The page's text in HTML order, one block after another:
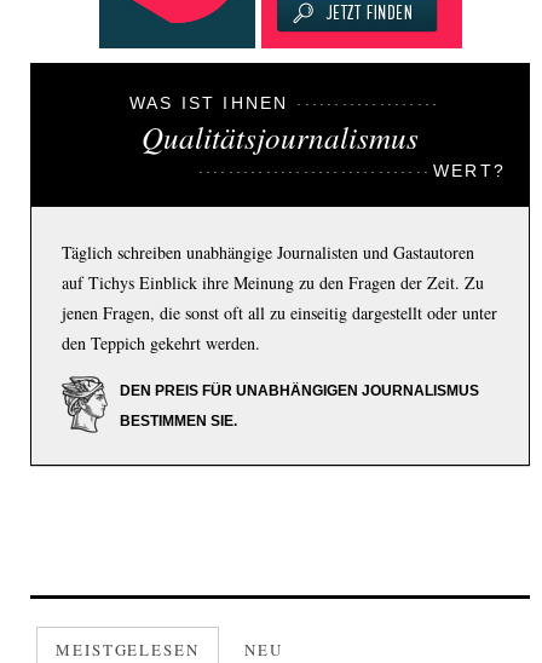
WAS IST IHNEN
Qualitätsjournalismus
WERT?
Täglich schreiben unabhängige Journalisten und Gastautoren
auf Tichys Einblick ihre Meinung zu den Fragen der Zeit. Zu
jenen Fragen, die sonst oft all zu einseitig dargestellt oder unter
den Teppich gekehrt werden.
DEN PREIS FÜR UNABHÄNGIGEN JOURNALISMUS
BESTIMMEN SIE.
MEISTGELESEN NEU